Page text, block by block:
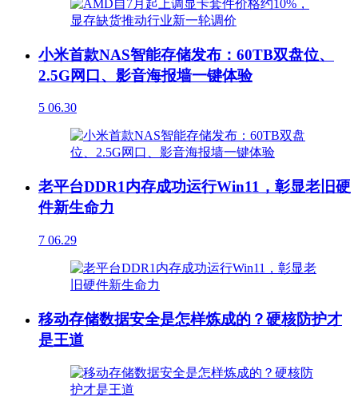
小米首款NAS智能存储发布：60TB双盘位、
2.5G网口、影音海报墙一键体验
5 06.30
老平台DDR1内存成功运行Win11，彰显老旧硬
件新生命力
7 06.29
移动存储数据安全是怎样炼成的？硬核防护才
是王道